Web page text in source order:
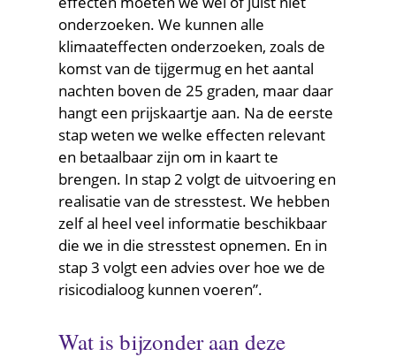
onderzoeken. We kunnen alle
klimaateffecten onderzoeken, zoals de
komst van de tijgermug en het aantal
nachten boven de 25 graden, maar daar
hangt een prijskaartje aan. Na de eerste
stap weten we welke effecten relevant
en betaalbaar zijn om in kaart te
brengen. In stap 2 volgt de uitvoering en
realisatie van de stresstest. We hebben
zelf al heel veel informatie beschikbaar
die we in die stresstest opnemen. En in
stap 3 volgt een advies over hoe we de
risicodialoog kunnen voeren”.
Wat is bijzonder aan deze